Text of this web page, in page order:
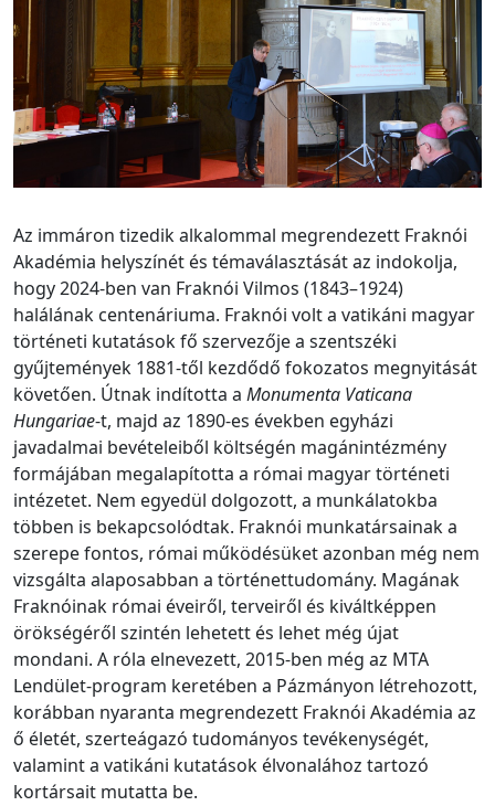
Az immáron tizedik alkalommal megrendezett Fraknói
Akadémia helyszínét és témaválasztását az indokolja,
hogy 2024-ben van Fraknói Vilmos (1843–1924)
halálának centenáriuma. Fraknói volt a vatikáni magyar
történeti kutatások fő szervezője a szentszéki
gyűjtemények 1881-től kezdődő fokozatos megnyitását
követően. Útnak indította a Monumenta Vaticana
Hungariae-t, majd az 1890-es években egyházi
javadalmai bevételeiből költségén magánintézmény
formájában megalapította a római magyar történeti
intézetet. Nem egyedül dolgozott, a munkálatokba
többen is bekapcsolódtak. Fraknói munkatársainak a
szerepe fontos, római működésüket azonban még nem
vizsgálta alaposabban a történettudomány. Magának
Fraknóinak római éveiről, terveiről és kiváltképpen
örökségéről szintén lehetett és lehet még újat
mondani. A róla elnevezett, 2015-ben még az MTA
Lendület-program keretében a Pázmányon létrehozott,
korábban nyaranta megrendezett Fraknói Akadémia az
ő életét, szerteágazó tudományos tevékenységét,
valamint a vatikáni kutatások élvonalához tartozó
kortársait mutatta be.